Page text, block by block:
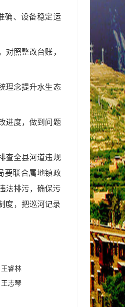
确、设备稳定运
照整改台账，
理念提升水生态
进度，做到问题
查全县河道违规
要联合属地镇政
法排污，确保污
度，把巡河记录
睿林
志琴